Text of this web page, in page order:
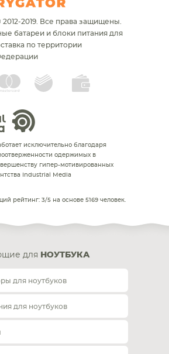
2019. Все права защищены.
батареи и блоки питания для
по территории
исключительно благодаря
одержимых в
гипер-мотивированных
Industrial Media
рейтинг: 3/5 на основе 5169 человек.
для НОУТБУКА
для ноутбуков
для ноутбуков